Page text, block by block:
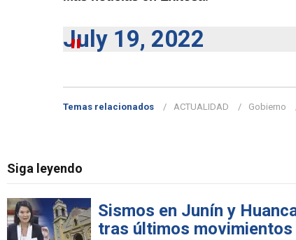
July 19, 2022
Temas relacionados ACTUALIDAD Gobierno
Siga leyendo
Sismos en Junín y
tras últimos